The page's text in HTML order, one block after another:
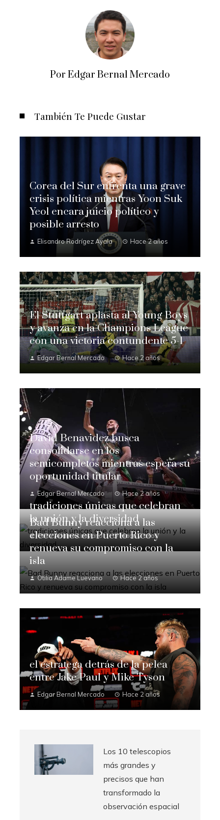
Por Edgar Bernal Mercado
También Te Puede Gustar
Corea del Sur enfrenta una grave
crisis política mientras Yoon Suk
Yeol encara juicio político y
posible arresto
Elisandro Rodrígez Ayala Hace 2 años
El Stuttgart aplasta al Young Boys
y avanza en la Champions League
con una victoria contundente 5-1
Edgar Bernal Mercado Hace 2 años
David Benavidez busca
consolidarse en los
semicompletos mientras espera su
oportunidad titular
Edgar Bernal Mercado Hace 2 años
tradiciones únicas que celebran
la unión y la diversidad
Otilia Adame Luevano Hace 2 años
Bad Bunny reacciona a las
elecciones en Puerto Rico y
renueva su compromiso con la
isla
Otilia Adame Luevano Hace 2 años
el estratega detrás de la pelea
entre Jake Paul y Mike Tyson
Edgar Bernal Mercado Hace 2 años
Los 10 telescopios
más grandes y
precisos que han
transformado la
observación espacial